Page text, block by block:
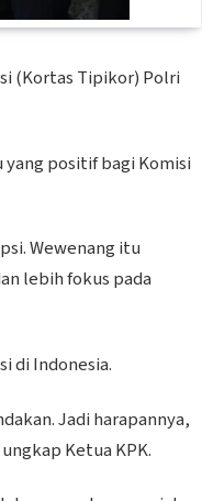
(Kortas Tipikor) Polri
positif bagi Komisi
Wewenang itu
lebih fokus pada
di Indonesia.
Jadi harapannya,
Ketua KPK.